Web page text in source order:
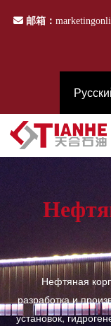
邮箱：
Нефтяная
разработка и
установок,